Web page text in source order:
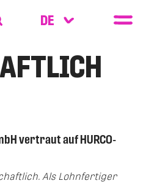
vertraut auf HURCO-
Als Lohnfertiger